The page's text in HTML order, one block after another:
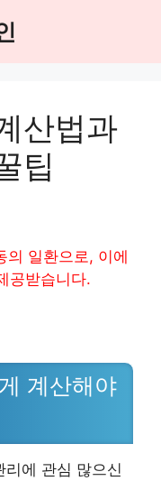
산법과
팁
의 일환으로, 이에
공받습니다.
계산해야
에 관심 많으신